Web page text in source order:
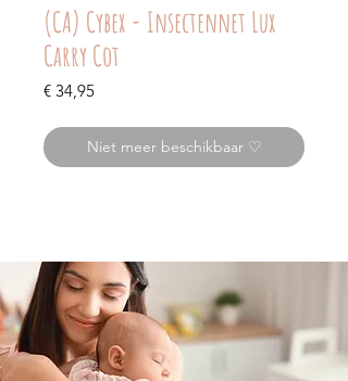
(CA) Cybex - Insectennet Lux
Carry Cot
€ 34,95Prijs
Niet meer beschikbaar ♡